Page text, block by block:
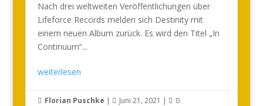
Nach drei weltweiten Veröffentlichungen über
Lifeforce Records melden sich Destinity mit
einem neuen Album zurück. Es wird den Titel „In
Continuum“...
weiterlesen
 Florian Puschke |  Juni 21, 2021 |  0